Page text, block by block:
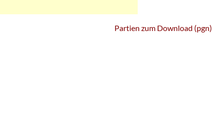
Partien zum Download (pgn)